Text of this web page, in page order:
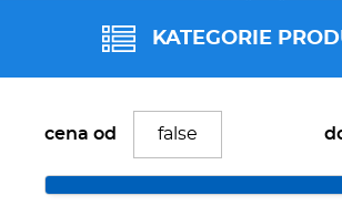
Fritézy
Gastronádoby
KATEGORIE
DESKY a ŠPALKY
BARMANSKÉ POTŘEBY
cena od